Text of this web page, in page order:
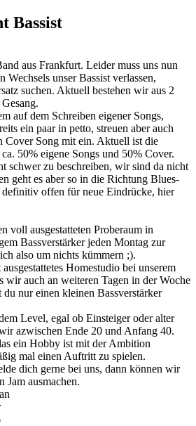
Bassist
aus Frankfurt. Leider muss uns nun
Wechsels unser Bassist verlassen,
suchen. Aktuell bestehen wir aus 2
auf dem Schreiben eigener Songs,
ein paar in petto, streuen aber auch
Cover Song mit ein. Aktuell ist die
50% eigene Songs und 50% Cover.
schwer zu beschreiben, wir sind da nicht
geht es aber so in die Richtung Blues-
offen für neue Eindrücke, hier
voll ausgestatteten Proberaum in
Bassverstärker jeden Montag zur
also um nichts kümmern ;).
Homestudio bei unserem
wir auch an weiteren Tagen in der Woche
du nur einen kleinen Bassverstärker
Level, egal ob Einsteiger oder alter
azwischen Ende 20 und Anfang 40.
ein Hobby ist mit der Ambition
mal einen Auftritt zu spielen.
dich gerne bei uns, dann können wir
Jam ausmachen.